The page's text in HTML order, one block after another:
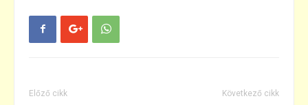
Előző cikk Következő cikk